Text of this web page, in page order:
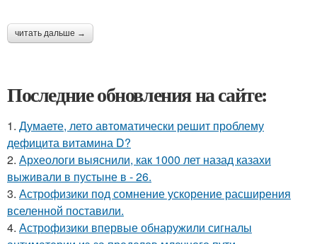
читать дальше →
Последние обновления на сайте:
1. Думаете, лето автоматически решит проблему
дефицита витамина D?
2. Археологи выяснили, как 1000 лет назад казахи
выживали в пустыне в - 26.
3. Астрофизики под сомнение ускорение расширения
вселенной поставили.
4. Астрофизики впервые обнаружили сигналы